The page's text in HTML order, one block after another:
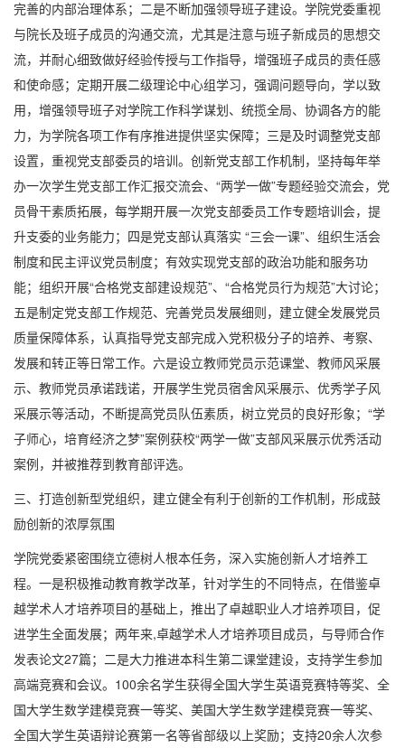
完善的内部治理体系；二是不断加强领导班子建设。学院党委重视
与院长及班子成员的沟通交流，尤其是注意与班子新成员的思想交
流，并耐心细致做好经验传授与工作指导，增强班子成员的责任感
和使命感；定期开展二级理论中心组学习，强调问题导向，学以致
用，增强领导班子对学院工作科学谋划、统揽全局、协调各方的能
力，为学院各项工作有序推进提供坚实保障；三是及时调整党支部
设置，重视党支部委员的培训。创新党支部工作机制，坚持每年举
办一次学生党支部工作汇报交流会、“两学一做”专题经验交流会，党
员骨干素质拓展，每学期开展一次党支部委员工作专题培训会，提
升支委的业务能力；四是党支部认真落实 “三会一课”、组织生活会
制度和民主评议党员制度；有效实现党支部的政治功能和服务功
能；组织开展“合格党支部建设规范”、“合格党员行为规范”大讨论；
五是制定党支部工作规范、完善党员发展细则，建立健全发展党员
质量保障体系，认真指导党支部完成入党积极分子的培养、考察、
发展和转正等日常工作。六是设立教师党员示范课堂、教师风采展
示、教师党员承诺践诺，开展学生党员宿舍风采展示、优秀学子风
采展示等活动，不断提高党员队伍素质，树立党员的良好形象；“学
子师心，培育经济之梦”案例获校“两学一做”支部风采展示优秀活动
案例，并被推荐到教育部评选。
三、打造创新型党组织，建立健全有利于创新的工作机制，形成鼓
励创新的浓厚氛围
学院党委紧密围绕立德树人根本任务，深入实施创新人才培养工
程。一是积极推动教育教学改革，针对学生的不同特点，在借鉴卓
越学术人才培养项目的基础上，推出了卓越职业人才培养项目，促
进学生全面发展；两年来,卓越学术人才培养项目成员，与导师合作
发表论文27篇；二是大力推进本科生第二课堂建设，支持学生参加
高端竞赛和会议。 100余名学生获得全国大学生英语竞赛特等奖、全
国大学生数学建模竞赛一等奖、美国大学生数学建模竞赛一等奖、
全国大学生英语辩论赛第一名等省部级以上奖励；支持20余人次参